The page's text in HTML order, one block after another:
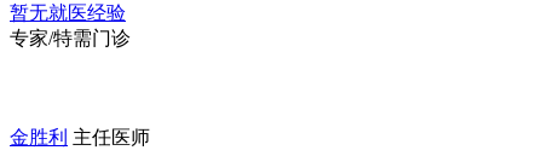
暂无就医经验
专家/特需门诊
金胜利 主任医师